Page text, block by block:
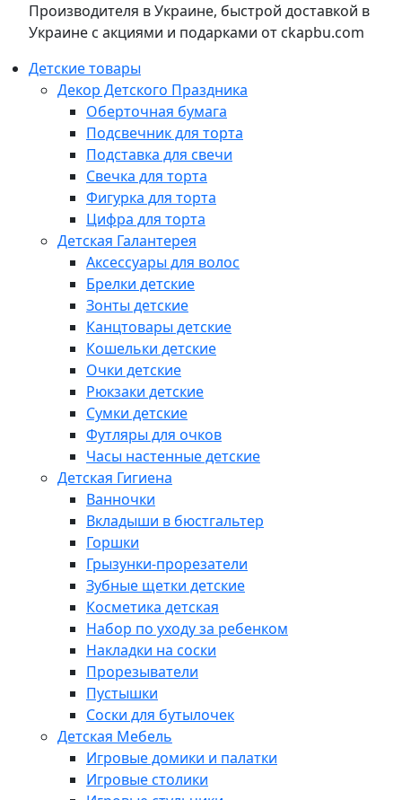
Производителя в Украине, быстрой доставкой в
Украине с акциями и подарками от ckapbu.com
Детские товары
Декор Детского Праздника
Оберточная бумага
Подсвечник для торта
Подставка для свечи
Свечка для торта
Фигурка для торта
Цифра для торта
Детская Галантерея
Аксессуары для волос
Брелки детские
Зонты детские
Канцтовары детские
Кошельки детские
Очки детские
Рюкзаки детские
Сумки детские
Футляры для очков
Часы настенные детские
Детская Гигиена
Ванночки
Вкладыши в бюстгальтер
Горшки
Грызунки-прорезатели
Зубные щетки детские
Косметика детская
Набор по уходу за ребенком
Накладки на соски
Прорезыватели
Пустышки
Соски для бутылочек
Детская Мебель
Игровые домики и палатки
Игровые столики